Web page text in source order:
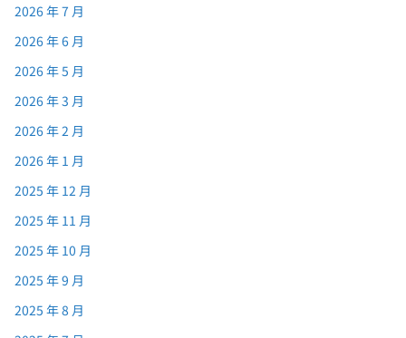
2026 年 7 月
2026 年 6 月
2026 年 5 月
2026 年 3 月
2026 年 2 月
2026 年 1 月
2025 年 12 月
2025 年 11 月
2025 年 10 月
2025 年 9 月
2025 年 8 月